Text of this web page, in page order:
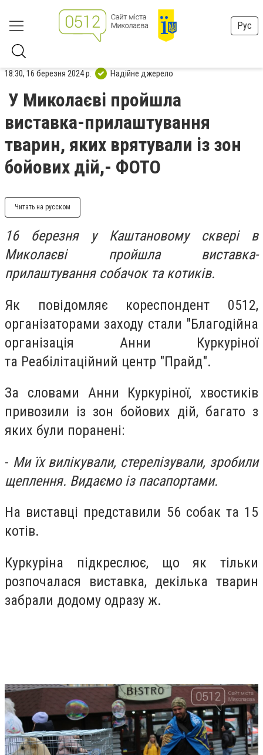
Рус
18:30, 16 березня 2024 р. Надійне джерело
У Миколаєві пройшла
виставка-прилаштування
тварин, яких врятували із зон
бойових дій,- ФОТО
Читать на русском
16 березня у Каштановому сквері в
Миколаєві пройшла виставка-
прилаштування собачок та котиків.
Як повідомляє кореспондент 0512,
організаторами заходу стали "Благодійна
організація Анни Куркуріної
та Реабілітаційний центр "Прайд".
За словами Анни Куркуріної, хвостиків
привозили із зон бойових дій, багато з
яких були поранені:
- Ми їх вилікували, стерелізували, зробили
щеплення. Видаємо із пасапортами.
На виставці представили 56 собак та 15
котів.
Куркуріна підкреслює, що як тільки
розпочалася виставка, декілька тварин
забрали додому одразу ж.